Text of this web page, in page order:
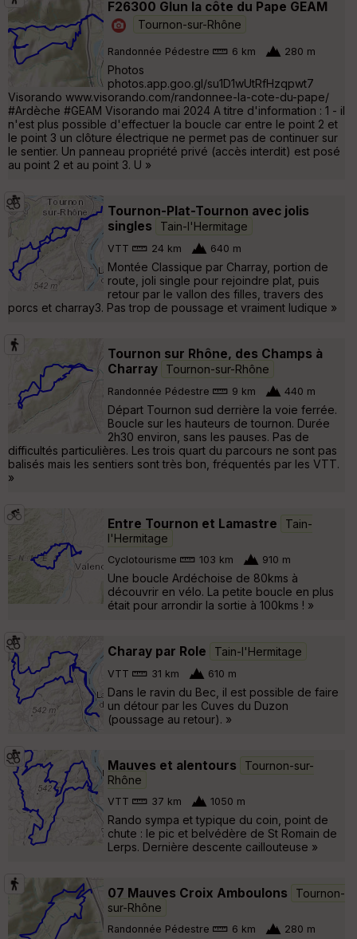
F26300 Glun la côte du Pape GEAM
Tournon-sur-Rhône
Randonnée Pédestre 6 km 280 m
Photos
photos.app.goo.gl/su1D1wUtRfHzqpwt7
Visorando www.visorando.com/randonnee-la-cote-du-pape/
#Ardèche #GEAM Visorando mai 2024 A titre d'information : 1 - il
n'est plus possible d'effectuer la boucle car entre le point 2 et
le point 3 un clôture électrique ne permet pas de continuer sur
le sentier. Un panneau propriété privé (accès interdit) est posé
au point 2 et au point 3. U »
Tournon-Plat-Tournon avec jolis
singles
Tain-l'Hermitage
VTT 24 km 640 m
Montée Classique par Charray, portion de
route, joli single pour rejoindre plat, puis
retour par le vallon des filles, travers des
porcs et charray3. Pas trop de poussage et vraiment ludique »
Tournon sur Rhône, des Champs à
Charray
Tournon-sur-Rhône
Randonnée Pédestre 9 km 440 m
Départ Tournon sud derrière la voie ferrée.
Boucle sur les hauteurs de tournon. Durée
2h30 environ, sans les pauses. Pas de
difficultés particulières. Les trois quart du parcours ne sont pas
balisés mais les sentiers sont très bon, fréquentés par les VTT.
»
Entre Tournon et Lamastre
Tain-
l'Hermitage
Cyclotourisme 103 km 910 m
Une boucle Ardéchoise de 80kms à
découvrir en vélo. La petite boucle en plus
était pour arrondir la sortie à 100kms ! »
Charay par Role Tain-l'Hermitage
VTT 31 km 610 m
Dans le ravin du Bec, il est possible de faire
un détour par les Cuves du Duzon
(poussage au retour). »
Mauves et alentours
Tournon-sur-
Rhône
VTT 37 km 1050 m
Rando sympa et typique du coin, point de
chute : le pic et belvédère de St Romain de
Lerps. Dernière descente caillouteuse »
07 Mauves Croix Amboulons
Tournon-
sur-Rhône
Randonnée Pédestre 6 km 280 m